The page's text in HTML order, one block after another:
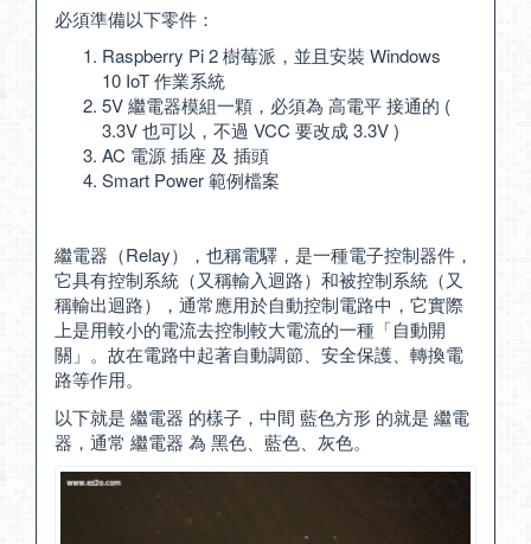
必須準備以下零件：
Raspberry Pi 2 樹莓派，並且安裝 Windows
10 IoT 作業系統
5V 繼電器模組一顆，必須為 高電平 接通的 (
3.3V 也可以，不過 VCC 要改成 3.3V )
AC 電源 插座 及 插頭
Smart Power 範例檔案
繼電器（Relay），也稱電驛，是一種電子控制器件，
它具有控制系統（又稱輸入迴路）和被控制系統（又
稱輸出迴路），通常應用於自動控制電路中，它實際
上是用較小的電流去控制較大電流的一種「自動開
關」。故在電路中起著自動調節、安全保護、轉換電
路等作用。
以下就是 繼電器 的樣子，中間 藍色方形 的就是 繼電
器，通常 繼電器 為 黑色、藍色、灰色。